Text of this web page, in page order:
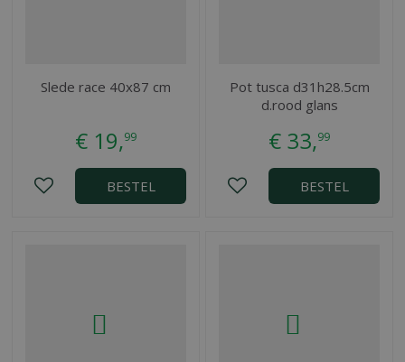
Slede race 40x87 cm
€ 19,99
BESTEL
Pot tusca d31h28.5cm
d.rood glans
€ 33,99
BESTEL